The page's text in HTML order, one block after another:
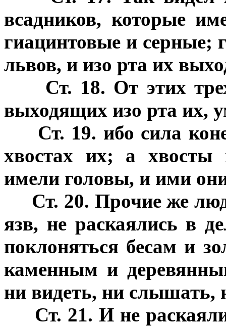
всадников, которые
гиацинтовые и серные;
львов, и изо рта их
Ст. 18. От этих
выходящих изо рта их,
Ст. 19. ибо сила
хвостах их; а
имели головы, и ими
Ст. 20. Прочие же
язв, не раскаялись в
поклоняться бесам и
каменным и
ни видеть, ни слышать,
Ст. 21. И не